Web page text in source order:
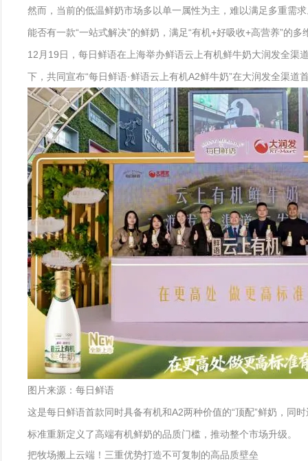
然而，当前的低温鲜奶市场多以单一属性为主，难以满足多重需
能否有一款“一站式解决”的鲜奶，满足“有机+好吸收+高营养”的多
12月19日，每日鲜语在上海举办鲜语云上有机鲜牛奶大润发全渠
下，共同宣布“每日鲜语·鲜语云上有机A2鲜牛奶”在大润发全渠道
图片来源：每日鲜语
这是每日鲜语首款同时具备有机和A2两种价值的“顶配”鲜奶，同
标准重新定义了高端有机鲜奶的品质门槛，推动整个市场升级。
把牧场搬上云端！三重优势打造不可复制的高品质壁垒